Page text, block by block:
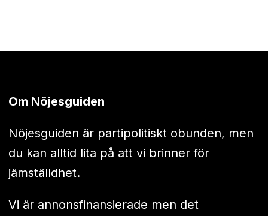
Om Nöjesguiden
Nöjesguiden är partipolitiskt obunden, men
du kan alltid lita på att vi brinner för
jämställdhet.
Vi är annonsfinansierade men det